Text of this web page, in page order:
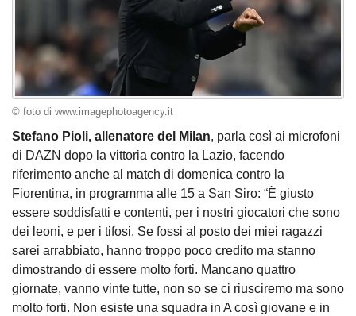
© foto di www.imagephotoagency.it
Stefano Pioli, allenatore del Milan, parla così ai microfoni
di DAZN dopo la vittoria contro la Lazio, facendo
riferimento anche al match di domenica contro la
Fiorentina, in programma alle 15 a San Siro: “È giusto
essere soddisfatti e contenti, per i nostri giocatori che sono
dei leoni, e per i tifosi. Se fossi al posto dei miei ragazzi
sarei arrabbiato, hanno troppo poco credito ma stanno
dimostrando di essere molto forti. Mancano quattro
giornate, vanno vinte tutte, non so se ci riusciremo ma sono
molto forti. Non esiste una squadra in A così giovane e in